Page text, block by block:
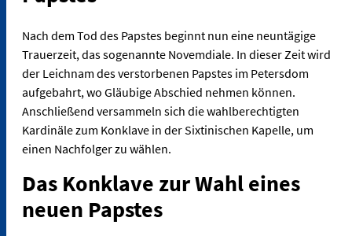
Nach dem Tod des Papstes beginnt nun eine neuntägige
Trauerzeit, das sogenannte Novemdiale. In dieser Zeit wird
der Leichnam des verstorbenen Papstes im Petersdom
aufgebahrt, wo Gläubige Abschied nehmen können.
Anschließend versammeln sich die wahlberechtigten
Kardinäle zum Konklave in der Sixtinischen Kapelle, um
einen Nachfolger zu wählen.
Das Konklave zur Wahl eines
neuen Papstes